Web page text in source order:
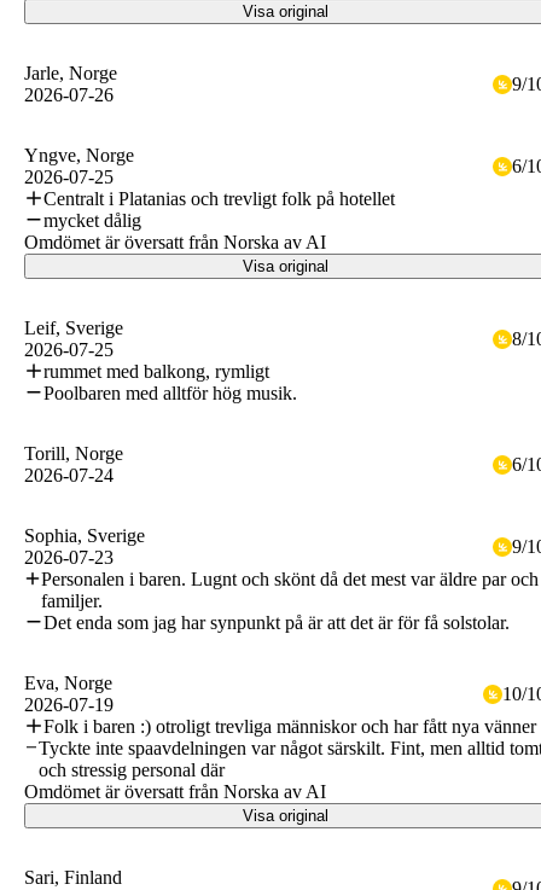
Visa original
Jarle, Norge
2026-07-26
9/
Yngve, Norge
2026-07-25
6/
Centralt i Platanias och trevligt folk på hotellet
mycket dålig
Omdömet är översatt från Norska av AI
Visa original
Leif, Sverige
2026-07-25
8/
rummet med balkong, rymligt
Poolbaren med alltför hög musik.
Torill, Norge
2026-07-24
6/
Sophia, Sverige
2026-07-23
9/
Personalen i baren. Lugnt och skönt då det mest var äldre par och
familjer.
Det enda som jag har synpunkt på är att det är för få solstolar.
Eva, Norge
2026-07-19
10/
Folk i baren :) otroligt trevliga människor och har fått nya vänner
Tyckte inte spaavdelningen var något särskilt. Fint, men alltid
och stressig personal där
Omdömet är översatt från Norska av AI
Visa original
Sari, Finland